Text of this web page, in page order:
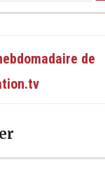
de